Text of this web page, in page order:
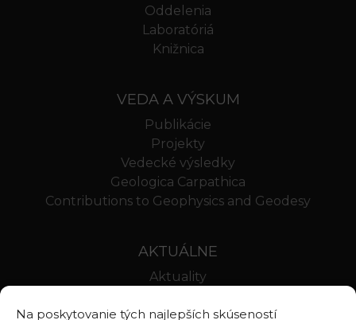
Na poskytovanie tých najlepších skúseností
Oddelenia
Laboratóriá
Knižnica
VEDA A VÝSKUM
Publikácie
Projekty
Vedecké výsledky
Geologica Carpathica
Contributions to Geophysics and Geodesy
AKTUÁLNE
Aktuality
Stravovanie SAV